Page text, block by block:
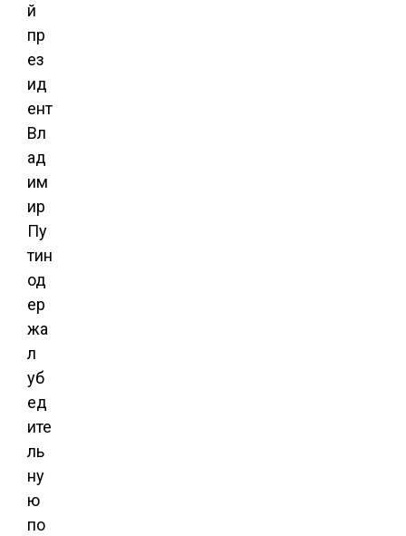
й
пр
ез
ид
ент
Вл
ад
им
ир
Пу
тин
од
ер
жа
л
уб
ед
ите
ль
ну
ю
по